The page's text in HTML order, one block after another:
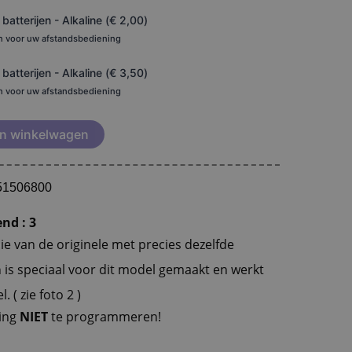
- Alkaline (€ 2,00)
voor uw afstandsbediening
- Alkaline (€ 3,50)
voor uw afstandsbediening
winkelwagen
: 3
van de originele met precies dezelfde
speciaal voor dit model gemaakt en werkt
( zie foto 2 )
NIETte programmeren!